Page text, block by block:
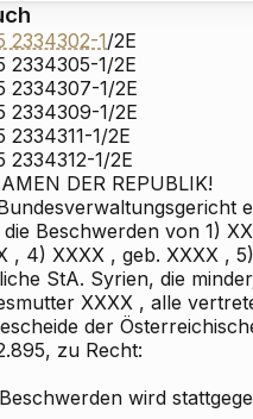
2334302-1/2E
2334305-1/2E
2334307-1/2E
2334309-1/2E
2334311-1/2E
2334312-1/2E
DER REPUBLIK!
Beschwerden von 1)
, 4) XXXX , geb. XXXX ,
StA. Syrien, die
XXXX , alle
der
zu Recht:
wird